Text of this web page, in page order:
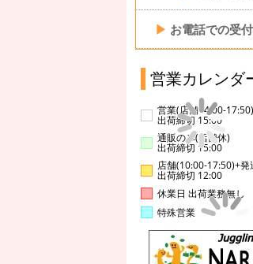
▶ お電話での受
営業カレンダ
営業(店舗14:00-17:50)
出荷締切 15:00
通販のみ(店舗休)
出荷締切 15:00
店舗(10:00-17:50)+発
出荷締切 12:00
休業日 出荷業務無し
特殊営業